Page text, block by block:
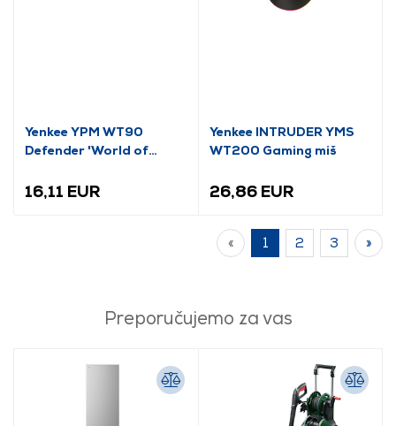
Yenkee YPM WT90
Defender 'World of
16,11 EUR
Yenkee INTRUDER YMS
WT200 Gaming miš
26,86 EUR
« 1 2 3 »
Preporučujemo za vas